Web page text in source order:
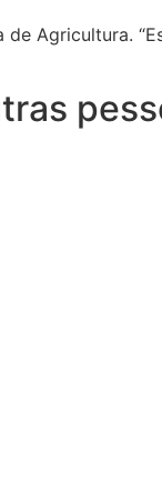
Agricultura.